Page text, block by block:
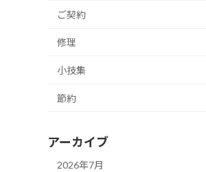
ご契約
修理
小技集
節約
アーカイブ
2026年7月